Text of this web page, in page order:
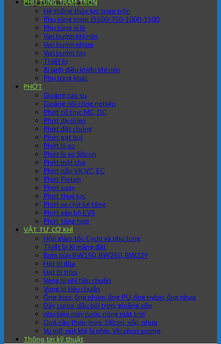
No products in the cart.
PHỤ TÙNG TRẠM TRÔN
Hệ thống thủy lực trạm trộn
Phụ tùng trạm JS500-750-1000-1500
Phụ tùng si lô
Van bướm khí nén
Van bướm nhôm
Van bướm tay
Thiết bị
Xi lanh điều khiển khí nén
Phụ tùng khác
PHỚT
Gioăng cao su
Gioăng nồi công nghiệp
Phớt cổ trục MC, DC
Phớt dạ nỉ len
Phớt đặt chủng
Phớt gạt bụi
Phớt lò xo
Phớt lò xo Silicon
Phớt mặt chà
Phớt nắp VK,VC, EC
Phớt Piston
Phớt xoay
Phớt thuỷ lực
Phớt xe chở bê tông
Phớt xếp bộ EVS
Phớt tổng hợp
VẬT TƯ CƠ KHÍ
Hộp giảm tốc Cyclo và phụ tùng
Thiết bị Xi măng đất
Bơm bùn BW150, BW250, BW329
Hạt bi đũa
Hạt bi tròn
Vòng bi phi tiêu chuẩn
Vòng bi tiêu chuẩn
Ống Inox, ống nhôm, ống PU, ống nylon, ống nhựa
Dây curoa, dầu bôi trơn, gioăng xốp
phụ kiện máy nước nóng mặt trời
Quả cầu thép, Inox, Silicon, xốp, nhựa
Vú mỡ, nút khí, lá phíp, Vòi phun sương
Thông tin kỹ thuật